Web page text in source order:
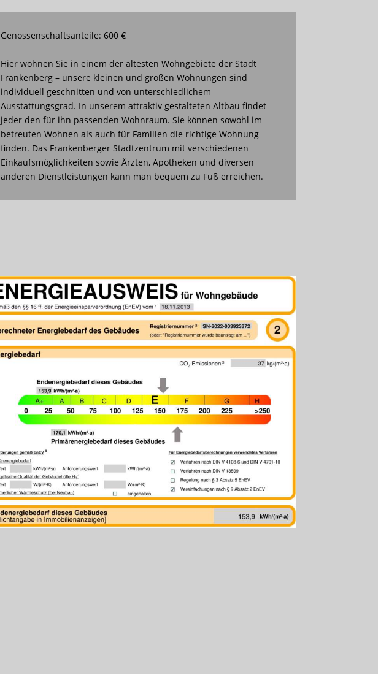
Genossenschaftsanteile: 600 €
Hier wohnen Sie in einem der ältesten Wohngebiete der Stadt
Frankenberg – unsere kleinen und großen Wohnungen sind
individuell geschnitten und von unterschiedlichem
Ausstattungsgrad. In unserem attraktiv gestalteten Altbau findet
jeder den für ihn passenden Wohnraum. Sie können sowohl im
betreuten Wohnen als auch für Familien die richtige Wohnung
finden. Das Frankenberger Stadtzentrum mit verschiedenen
Einkaufsmöglichkeiten sowie Ärzten, Apotheken und diversen
anderen Dienstleistungen kann man bequem zu Fuß erreichen.